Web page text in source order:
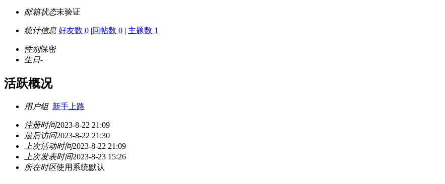
邮箱状态未验证
统计信息 好友数 0 |回帖数 0 | 主题数 1
性别保密
生日-
活跃概况
用户组 新手上路
注册时间2023-8-22 21:09
最后访问2023-8-22 21:30
上次活动时间2023-8-22 21:09
上次发表时间2023-8-23 15:26
所在时区使用系统默认